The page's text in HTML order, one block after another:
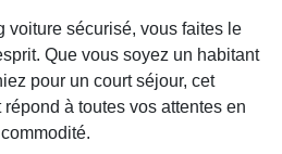
voiture sécurisé, vous faites le
Que vous soyez un habitant
pour un court séjour, cet
à toutes vos attentes en